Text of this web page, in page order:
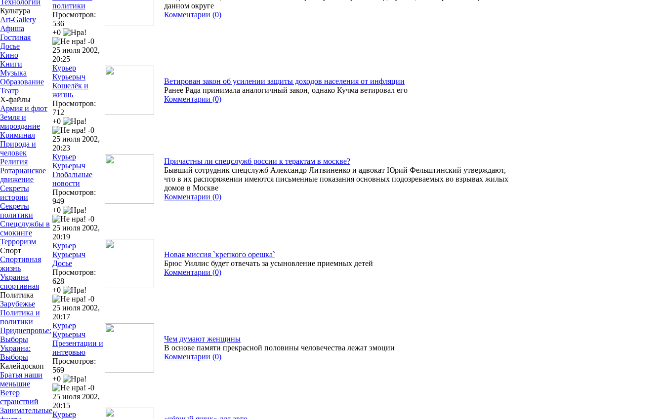
Технологии
Культура
Art-Gallery
Афиша
Гостиная
Досье
Кино
Книги
Музыка
Образование
Театр
Х-файлы
Армия и флот
Земля и
мироздание
Криминал
Природа и
человек
Религия
Ротарианское
движение
Секреты
истории
Секреты
политики
Спецслужбы в
смокинге
Терроризм
Спорт
Спортивная
жизнь
Украина
спортивная
Политика
Зарубежье
Политика и
политики
Приднепровье:
Выборы
Украина:
Выборы
Калейдоскоп
Братья наши
меньшие
Ветер
странствий
Занимательные
политики
Просмотров:
536
+0
-0
данном округе
Комментарии (0)
25 июля 2002,
20:25
Курьер
Курьерыч
Кошелёк и
жизнь
Просмотров:
712
+0
-0
Ветирован закон об усилении защиты доходов населения от инфляции
Ранее Рада принимала аналогичный закон, однако Кучма ветировал его
Комментарии (0)
25 июля 2002,
20:23
Курьер
Курьерыч
Глобальные
новости
Просмотров:
949
+0
-0
Причастны ли спецслужб россии к терактам в москве?
Бывший сотрудник спецслужб Александр Литвиненко и адвокат Юрий Фельштинский утверждают,
что в их распоряжении имеются письменные показания основных подозреваемых во взрывах жилых
домов в Москве
Комментарии (0)
25 июля 2002,
20:19
Курьер
Курьерыч
Досье
Просмотров:
628
+0
-0
Новая миссия `крепкого орешка`
Брюс Уиллис будет отвечать за усыновление приемных детей
Комментарии (0)
25 июля 2002,
20:17
Курьер
Курьерыч
Презентации и
интервью
Просмотров:
569
+0
-0
Чем думают женщины
В основе памяти прекрасной половины человечества лежат эмоции
Комментарии (0)
25 июля 2002,
20:15
Курьер